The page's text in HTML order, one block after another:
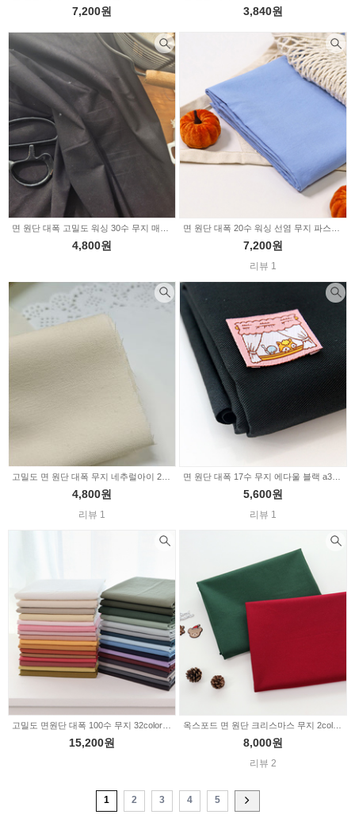
7,200원 3,840원
4,800원 7,200원
리뷰 1
4,800원
리뷰 1
5,600원
리뷰 1
15,200원 8,000원
리뷰 2
1 2 3 4 5